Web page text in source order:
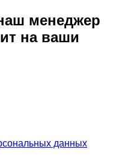
менеджер
на ваши
данных